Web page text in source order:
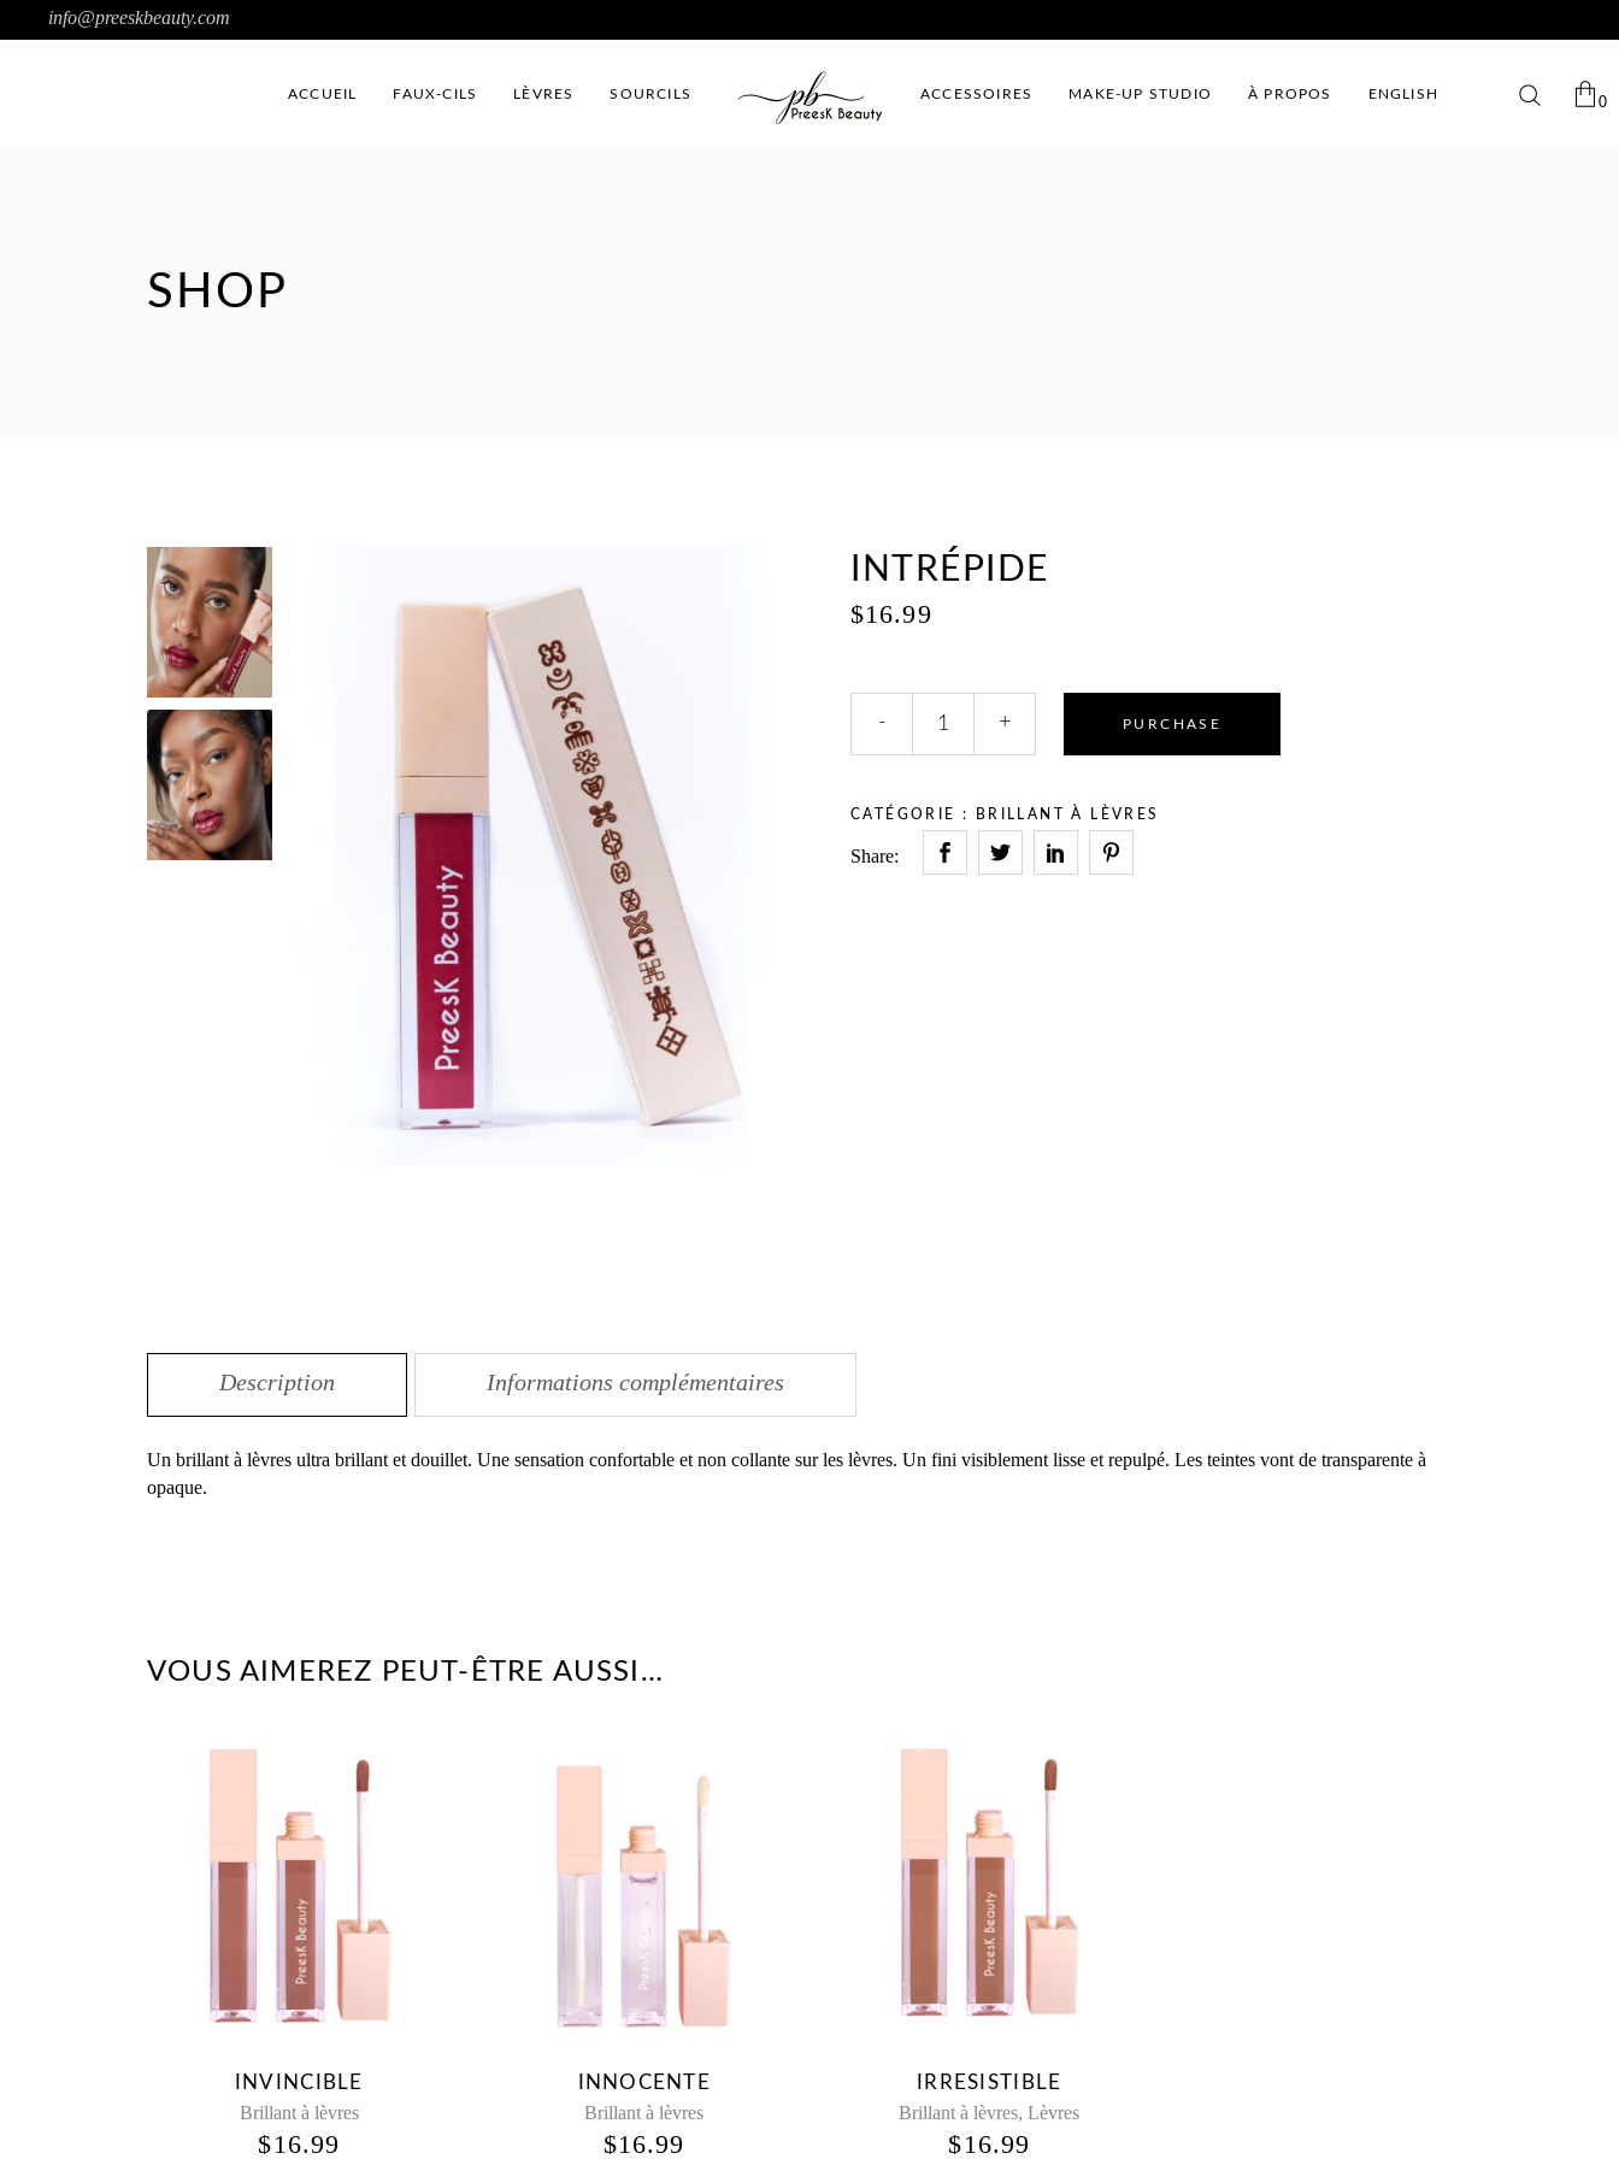
info@preeskbeauty.com
ACCUEIL FAUX-CILS LÈVRES SOURCILS ACCESSOIRES MAKE-UP STUDIO À PROPOS ENGLISH
0
SHOP
INTRÉPIDE
$16.99
- + PURCHASE
CATÉGORIE : BRILLANT À LÈVRES
Share:
Description Informations complémentaires
Un brillant à lèvres ultra brillant et douillet. Une sensation confortable et non collante sur les lèvres. Un fini visiblement lisse et repulpé. Les teintes vont de transparente à
opaque.
VOUS AIMEREZ PEUT-ÊTRE AUSSI…
INVINCIBLE
Brillant à lèvres
$16.99
INNOCENTE
Brillant à lèvres
$16.99
IRRESISTIBLE
Brillant à lèvres,Lèvres
$16.99